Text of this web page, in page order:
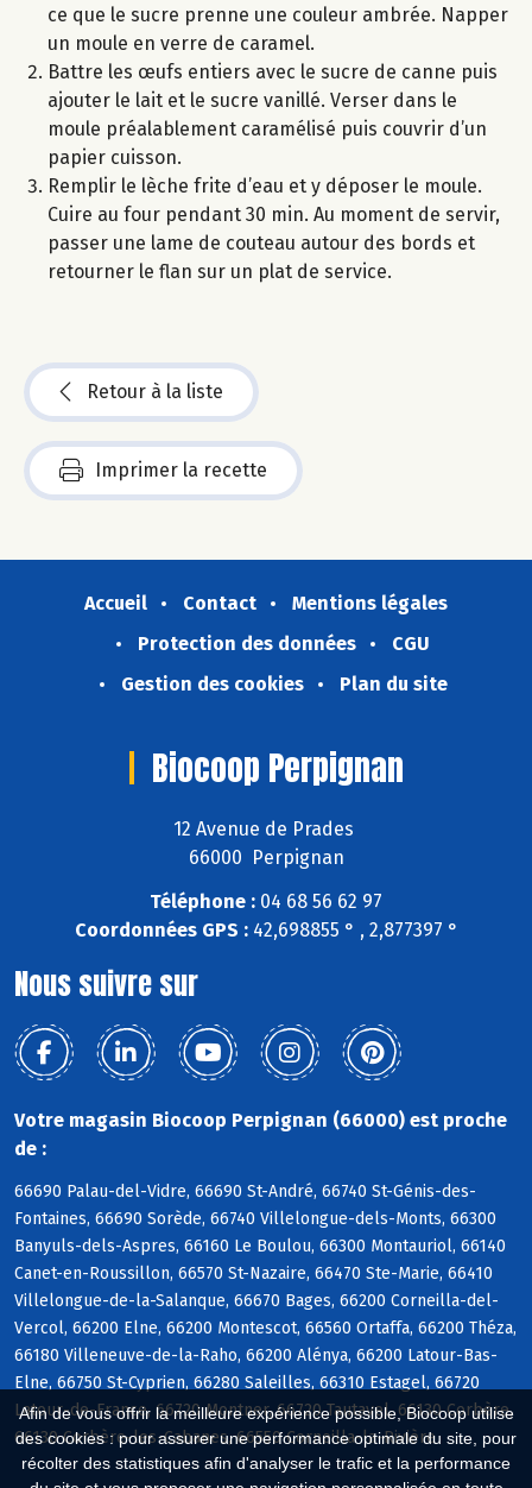
Afin de vous offrir la meilleure expérience possible, Biocoop utilise
des cookies : pour assurer une performance optimale du site, pour
récolter des statistiques afin d'analyser le trafic et la performance
ce que le sucre prenne une couleur ambrée. Napper
un moule en verre de caramel.
Battre les œufs entiers avec le sucre de canne puis
ajouter le lait et le sucre vanillé. Verser dans le
moule préalablement caramélisé puis couvrir d’un
papier cuisson.
Remplir le lèche frite d’eau et y déposer le moule.
Cuire au four pendant 30 min. Au moment de servir,
passer une lame de couteau autour des bords et
retourner le flan sur un plat de service.
Retour à la liste
Imprimer la recette
Accueil Contact
Mentions légales
Protection des données
CGU
Gestion des cookies
Plan du site
Biocoop Perpignan
12 Avenue de Prades
66000 Perpignan
Téléphone : 04 68 56 62 97
Coordonnées GPS :42,698855 ° , 2,877397 °
Nous suivre sur
Votre magasin Biocoop Perpignan (66000) est proche
de :
66690 Palau-del-Vidre, 66690 St-André, 66740 St-Génis-des-
Fontaines, 66690 Sorède, 66740 Villelongue-dels-Monts, 66300
Banyuls-dels-Aspres, 66160 Le Boulou, 66300 Montauriol, 66140
Canet-en-Roussillon, 66570 St-Nazaire, 66470 Ste-Marie, 66410
Villelongue-de-la-Salanque, 66670 Bages, 66200 Corneilla-del-
Vercol, 66200 Elne, 66200 Montescot, 66560 Ortaffa, 66200 Théza,
66180 Villeneuve-de-la-Raho, 66200 Alénya, 66200 Latour-Bas-
Elne, 66750 St-Cyprien, 66280 Saleilles, 66310 Estagel, 66720
Latour-de-France, 66720 Montner, 66720 Tautavel, 66130 Corbère,
66130 Corbère-les-Cabanes, 66550 Corneilla-la-Rivière